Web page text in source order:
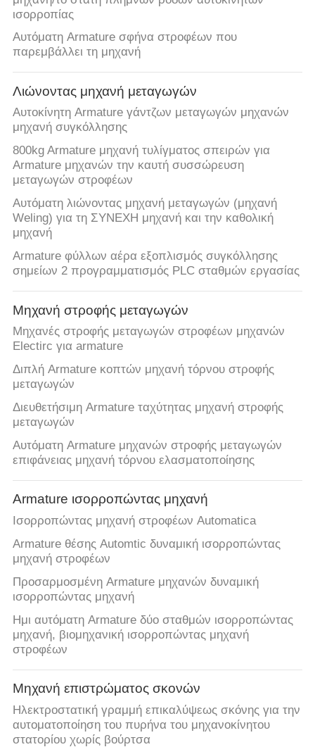
ισορροπίας
Αυτόματη Armature σφήνα στροφέων που
παρεμβάλλει τη μηχανή
Λιώνοντας μηχανή μεταγωγών
Αυτοκίνητη Armature γάντζων μεταγωγών μηχανών
μηχανή συγκόλλησης
800kg Armature μηχανή τυλίγματος σπειρών για
Armature μηχανών την καυτή συσσώρευση
μεταγωγών στροφέων
Αυτόματη λιώνοντας μηχανή μεταγωγών (μηχανή
Weling) για τη ΣΥΝΕΧΗ μηχανή και την καθολική
μηχανή
Armature φύλλων αέρα εξοπλισμός συγκόλλησης
σημείων 2 προγραμματισμός PLC σταθμών εργασίας
Μηχανή στροφής μεταγωγών
Μηχανές στροφής μεταγωγών στροφέων μηχανών
Electirc για armature
Διπλή Armature κοπτών μηχανή τόρνου στροφής
μεταγωγών
Διευθετήσιμη Armature ταχύτητας μηχανή στροφής
μεταγωγών
Αυτόματη Armature μηχανών στροφής μεταγωγών
επιφάνειας μηχανή τόρνου ελασματοποίησης
Armature ισορροπώντας μηχανή
Ισορροπώντας μηχανή στροφέων Automatica
Armature θέσης Automtic δυναμική ισορροπώντας
μηχανή στροφέων
Προσαρμοσμένη Armature μηχανών δυναμική
ισορροπώντας μηχανή
Ημι αυτόματη Armature δύο σταθμών ισορροπώντας
μηχανή, βιομηχανική ισορροπώντας μηχανή
στροφέων
Μηχανή επιστρώματος σκονών
Ηλεκτροστατική γραμμή επικαλύψεως σκόνης για την
αυτοματοποίηση του πυρήνα του μηχανοκίνητου
στατορίου χωρίς βούρτσα